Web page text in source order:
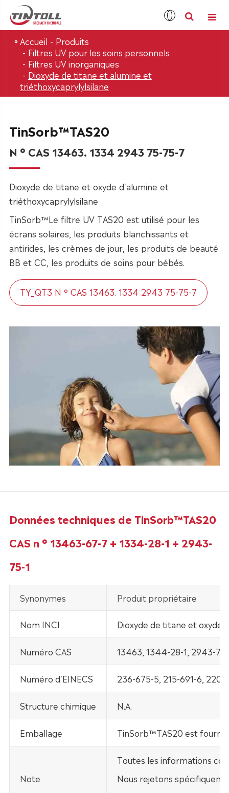
Accueil
Produits
Filtres UV pour les soins personnels
Filtres UV inorganiques
Dioxyde de titane et alumine et
triéthoxycaprylylsilane
TinSorb™TAS20
N ° CAS 13463. 1334 2943 75-75-7
Dioxyde de titane et oxyde d'alumine et
triéthoxycaprylylsilane
TinSorb™Le filtre UV TAS20 est utilisé pour les
écrans solaires, les produits blanchissants et
antirides, les crèmes de jour, les produits de beauté
BB et CC, les produits de soins pour bébés.
TY_QT3 N ° CAS 13463. 1334 2943 75-75-7
Données techniques de TinSorb™TAS20
CAS n ° 13463-67-7 + 1334-28-1 + 2943-
75-1
Synonymes Produit propriétaire
Nom INCI Dioxyde de titane et oxyde
Numéro CAS 13463, 1344-28-1, 2943-
Numéro d'EINECS 236-675-5, 215-691-6, 220-
Structure chimique N.A.
Emballage TinSorb™TAS20 est fourni
Note
Toutes les informations
Nous rejetons